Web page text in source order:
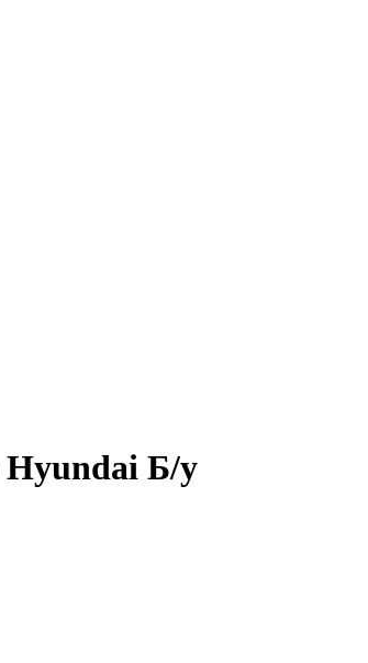
Hyundai Б/у